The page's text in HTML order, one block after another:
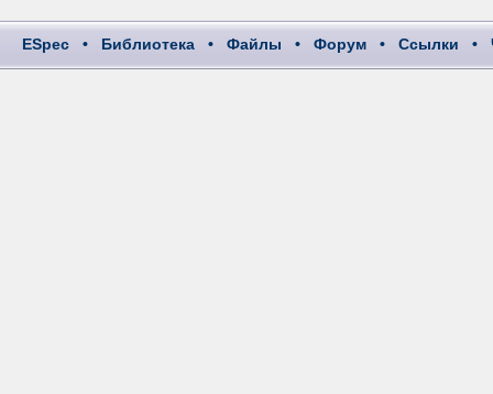
ESpec • Библиотека • Файлы • Форум • Ссылки •